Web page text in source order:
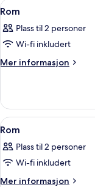
Åpne
alle
bildene
av
Rom
9
Rom
Plass til 2 personer
Wi-fi inkludert
Mer informasjon
Mer
Åpne
alle
bildene
av
Rom
9
Rom
Plass til 2 personer
Wi-fi inkludert
Mer informasjon
Mer